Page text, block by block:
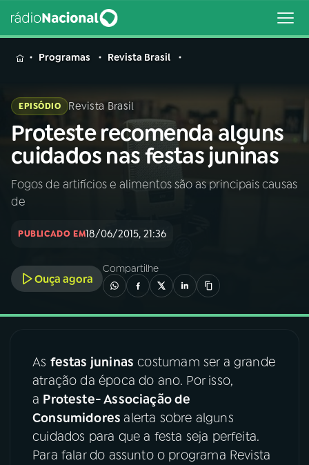
MENU
Buscar
na
Rádio
Nacional
Buscar
04PROGRAMAS
05PODCASTS
Programas Revista Brasil
EPISÓDIO Revista Brasil
Proteste recomenda alguns
cuidados nas festas juninas
Fogos de artifícios e alimentos são as principais causas
de
PUBLICADO EM18/06/2015, 21:36
Ouça agora
Compartilhe
As festas juninas costumam ser a grande
atração da época do ano. Por isso,
a Proteste- Associação de
Consumidoresalerta sobre alguns
cuidados para que a festa seja perfeita.
Para falar do assunto o programa Revista